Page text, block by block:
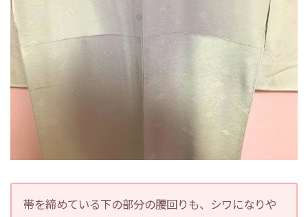
帯を締めている下の部分の腰回りも、シワになりや